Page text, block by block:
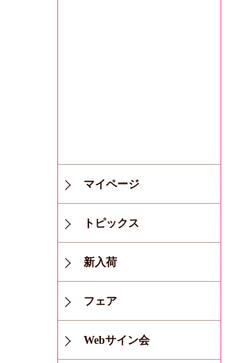
マイページ
トピックス
新入荷
フェア
Webサイン会